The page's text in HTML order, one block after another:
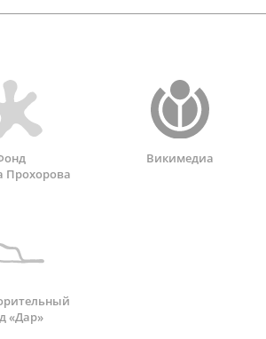
Прохорова
Викимедиа
«Дар»